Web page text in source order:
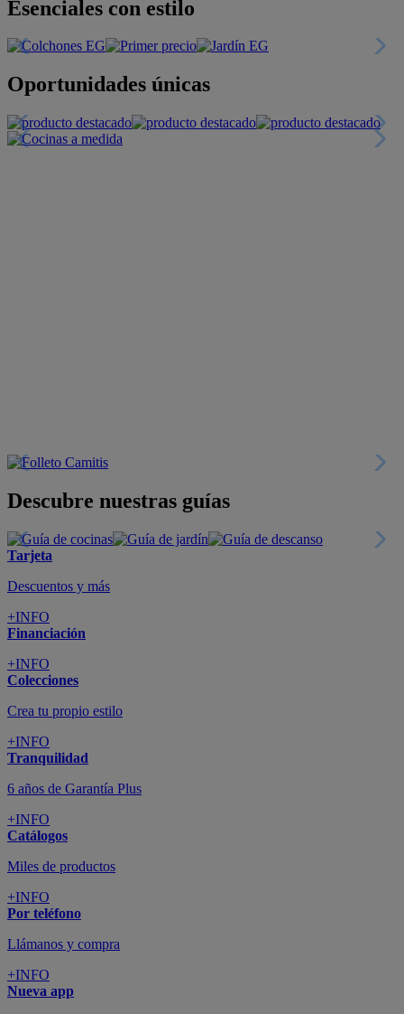
Esenciales con estilo
Oportunidades únicas
Descubre nuestras guías
Tarjeta
Descuentos y más
+INFO
Financiación
+INFO
Colecciones
Crea tu propio estilo
+INFO
Tranquilidad
6 años de Garantía Plus
+INFO
Catálogos
Miles de productos
+INFO
Por teléfono
Llámanos y compra
+INFO
Nueva app